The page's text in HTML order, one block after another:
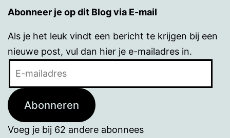
Abonneer je op dit Blog via E-mail
Als je het leuk vindt een bericht te krijgen bij een
nieuwe post, vul dan hier je e-mailadres in.
Abonneren
Voeg je bij 62 andere abonnees